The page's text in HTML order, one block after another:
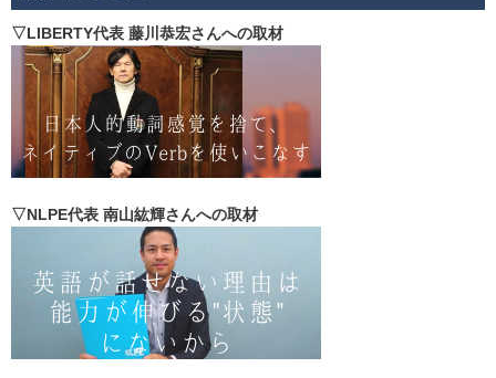
▽LIBERTY代表 藤川恭宏さんへの取材
▽NLPE代表 南山紘輝さんへの取材